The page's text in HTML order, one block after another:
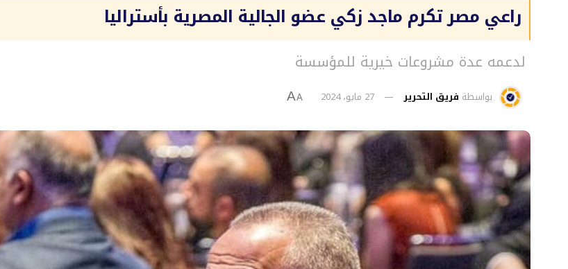
راعي مصر تكرم ماجد زكي عضو الجالية المصرية بأستراليا
لدعمه عدة مشروعات خيرية للمؤسسة
بواسطة فريق التحرير 27 مايو، 2024 A
A